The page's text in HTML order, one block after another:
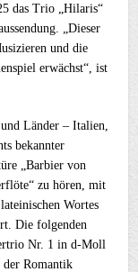
das Trio „Hilaris“
„Dieser
und die
erwächst“, ist
Länder – Italien,
bekannter
„Barbier von
zu hören, mit
Wortes
Die folgenden
Nr. 1 in d-Moll
der Romantik